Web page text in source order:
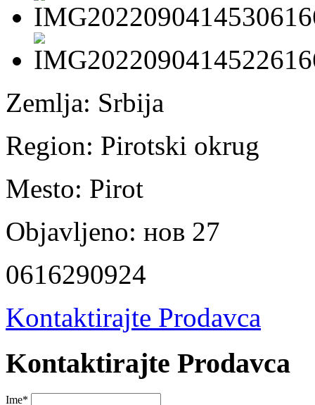
Zemlja: Srbija
Region: Pirotski okrug
Mesto: Pirot
Objavljeno: нов 27
0616290924
Kontaktirajte Prodavca
Kontaktirajte Prodavca
Ime*